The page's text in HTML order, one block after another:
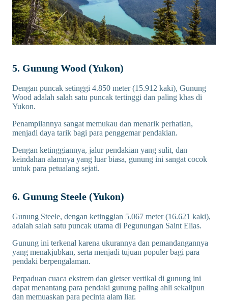
5. Gunung Wood (Yukon)
Dengan puncak setinggi 4.850 meter (15.912 kaki), Gunung
Wood adalah salah satu puncak tertinggi dan paling khas di
Yukon.
Penampilannya sangat memukau dan menarik perhatian,
menjadi daya tarik bagi para penggemar pendakian.
Dengan ketinggiannya, jalur pendakian yang sulit, dan
keindahan alamnya yang luar biasa, gunung ini sangat cocok
untuk para petualang sejati.
6. Gunung Steele (Yukon)
Gunung Steele, dengan ketinggian 5.067 meter (16.621 kaki),
adalah salah satu puncak utama di Pegunungan Saint Elias.
Gunung ini terkenal karena ukurannya dan pemandangannya
yang menakjubkan, serta menjadi tujuan populer bagi para
pendaki berpengalaman.
Perpaduan cuaca ekstrem dan gletser vertikal di gunung ini
dapat menantang para pendaki gunung paling ahli sekalipun
dan memuaskan para pecinta alam liar.